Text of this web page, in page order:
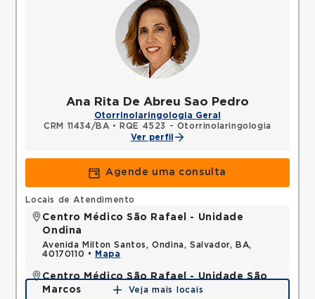
Ana Rita De Abreu Sao Pedro
Otorrinolaringologia Geral
CRM 11434/BA •
RQE 4523 - Otorrinolaringologia
Ver perfil
Agende uma consulta
Locais de Atendimento
Centro Médico São Rafael - Unidade
Ondina
Avenida Milton Santos, Ondina, Salvador, BA,
40170110 •
Mapa
Centro Médico São Rafael - Unidade São
Marcos
Veja mais locais